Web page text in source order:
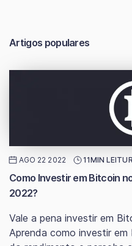
Artigos populares
AGO 22 2022 11MIN
Como Investir em Bitcoin
2022?
Vale a pena investir em
Aprenda como investir em